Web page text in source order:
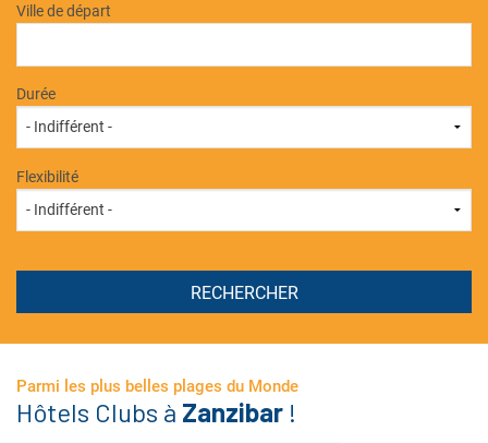
Ville de départ
Durée
Flexibilité
Parmi les plus belles plages du Monde
Hôtels Clubs à Zanzibar !